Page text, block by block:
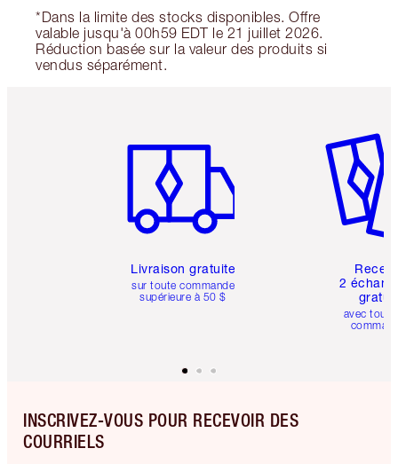
*Dans la limite des stocks disponibles. Offre
valable jusqu'à 00h59 EDT le 21 juillet 2026.
Réduction basée sur la valeur des produits si
vendus séparément.
Livraison gratuite
sur toute commande
supérieure à 50 $
2
avec
INSCRIVEZ-VOUS POUR RECEVOIR DES
COURRIELS